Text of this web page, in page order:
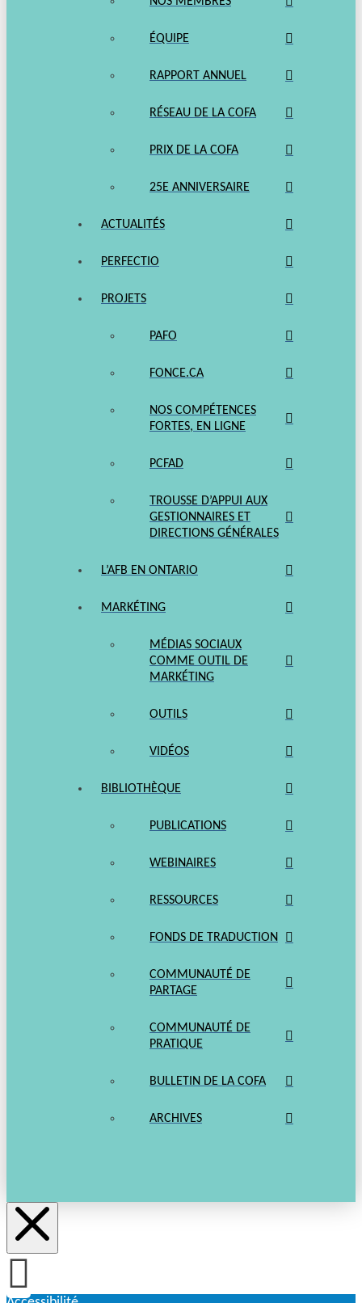
ÉQUIPE
RAPPORT ANNUEL
RÉSEAU DE LA COFA
PRIX DE LA COFA
25E ANNIVERSAIRE
ACTUALITÉS
PERFECTIO
PROJETS
PAFO
FONCE.CA
NOS COMPÉTENCES
FORTES, EN LIGNE
PCFAD
TROUSSE D’APPUI AUX
GESTIONNAIRES ET
DIRECTIONS GÉNÉRALES
L’AFB EN ONTARIO
MARKÉTING
MÉDIAS SOCIAUX
COMME OUTIL DE
MARKÉTING
OUTILS
VIDÉOS
BIBLIOTHÈQUE
PUBLICATIONS
WEBINAIRES
RESSOURCES
FONDS DE TRADUCTION
COMMUNAUTÉ DE
PARTAGE
COMMUNAUTÉ DE
PRATIQUE
BULLETIN DE LA COFA
ARCHIVES